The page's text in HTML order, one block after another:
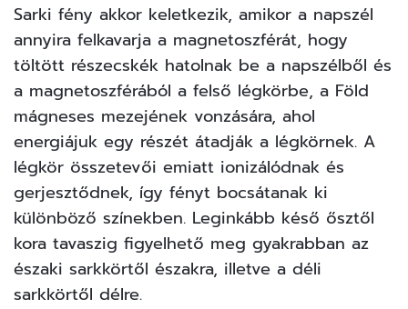
Sarki fény akkor keletkezik, amikor a napszél
annyira felkavarja a magnetoszférát, hogy
töltött részecskék hatolnak be a napszélből és
a magnetoszférából a felső légkörbe, a Föld
mágneses mezejének vonzására, ahol
energiájuk egy részét átadják a légkörnek. A
légkör összetevői emiatt ionizálódnak és
gerjesztődnek, így fényt bocsátanak ki
különböző színekben. Leginkább késő ősztől
kora tavaszig figyelhető meg gyakrabban az
északi sarkkörtől északra, illetve a déli
sarkkörtől délre.